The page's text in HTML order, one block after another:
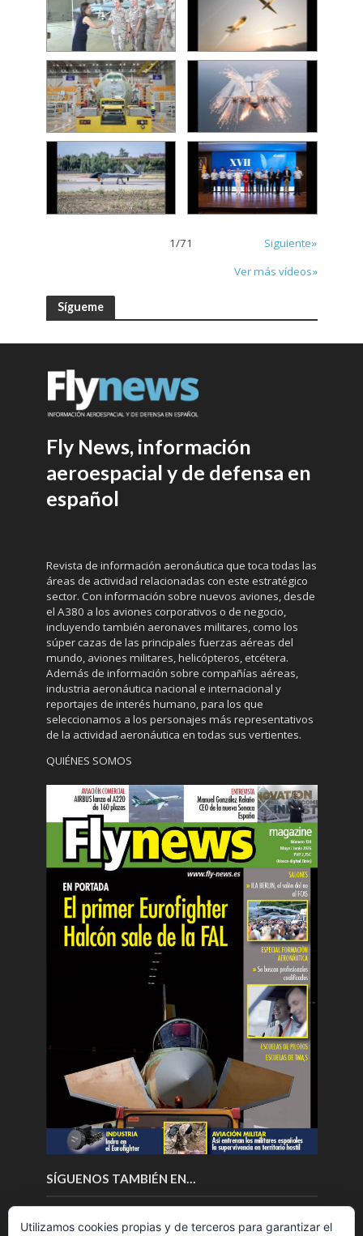
1/71
Siguiente»
Ver más vídeos»
Sígueme
Fly News, información
aeroespacial y de defensa en
español
Revista de información aeronáutica que toca todas las
áreas de actividad relacionadas con este estratégico
sector. Con información sobre nuevos aviones, desde
el A380 a los aviones corporativos o de negocio,
incluyendo también aeronaves militares, como los
súper cazas de las principales fuerzas aéreas del
mundo, aviones militares, helicópteros, etcétera.
Además de información sobre compañías aéreas,
industria aeronáutica nacional e internacional y
reportajes de interés humano, para los que
seleccionamos a los personajes más representativos
de la actividad aeronáutica en todas sus vertientes.
QUIÉNES SOMOS
SÍGUENOS TAMBIÉN EN…
Utilizamos cookies propias y de terceros para garantizar el